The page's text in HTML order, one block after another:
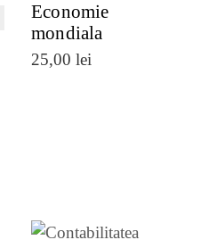
Economie
mondiala
25,00 lei